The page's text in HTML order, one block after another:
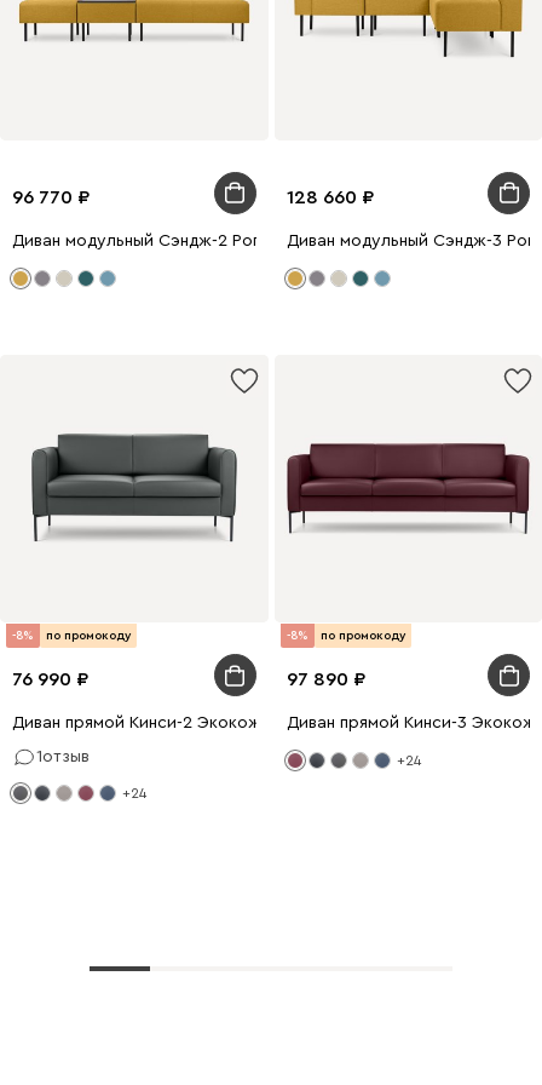
96 770
Диван модульный Сэндж-2 Рогожка Жёлтый
128 660
Диван модульный Сэндж-3
-8% по промокоду
76 990
Диван прямой Кинси-2 Экокожа Графитовый
1отзыв
+24
-8% по промокоду
97 890
Диван прямой Кинси-3
+24